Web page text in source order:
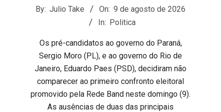
2026-
By: Julio Take On: 9 de agosto de 2026
In: Politica
​Os pré-candidatos ao governo do Paraná,
Sergio Moro (PL), e ao governo do Rio de
Janeiro, Eduardo Paes (PSD), decidiram não
comparecer ao primeiro confronto eleitoral
promovido pela Rede Band neste domingo (9).
As ausências de duas das principais